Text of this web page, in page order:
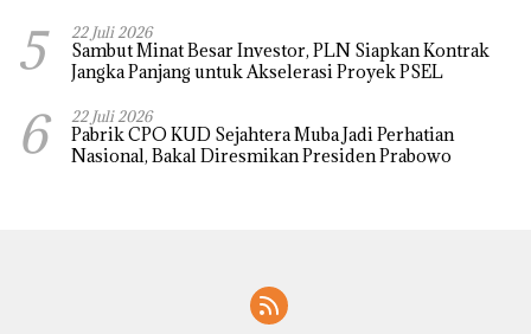
5 22 Juli 2026
Sambut Minat Besar Investor, PLN Siapkan Kontrak
Jangka Panjang untuk Akselerasi Proyek PSEL
6 22 Juli 2026
Pabrik CPO KUD Sejahtera Muba Jadi Perhatian
Nasional, Bakal Diresmikan Presiden Prabowo